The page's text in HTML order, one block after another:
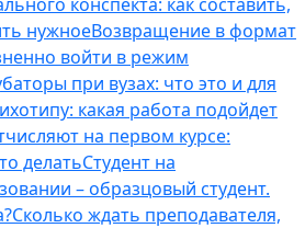
нужноеВозвращение в формат
войти в режим
при вузах: что это и для
какая работа подойдет
на первом курсе:
делатьСтудент на
– образцовый студент.
Сколько ждать преподавателя,